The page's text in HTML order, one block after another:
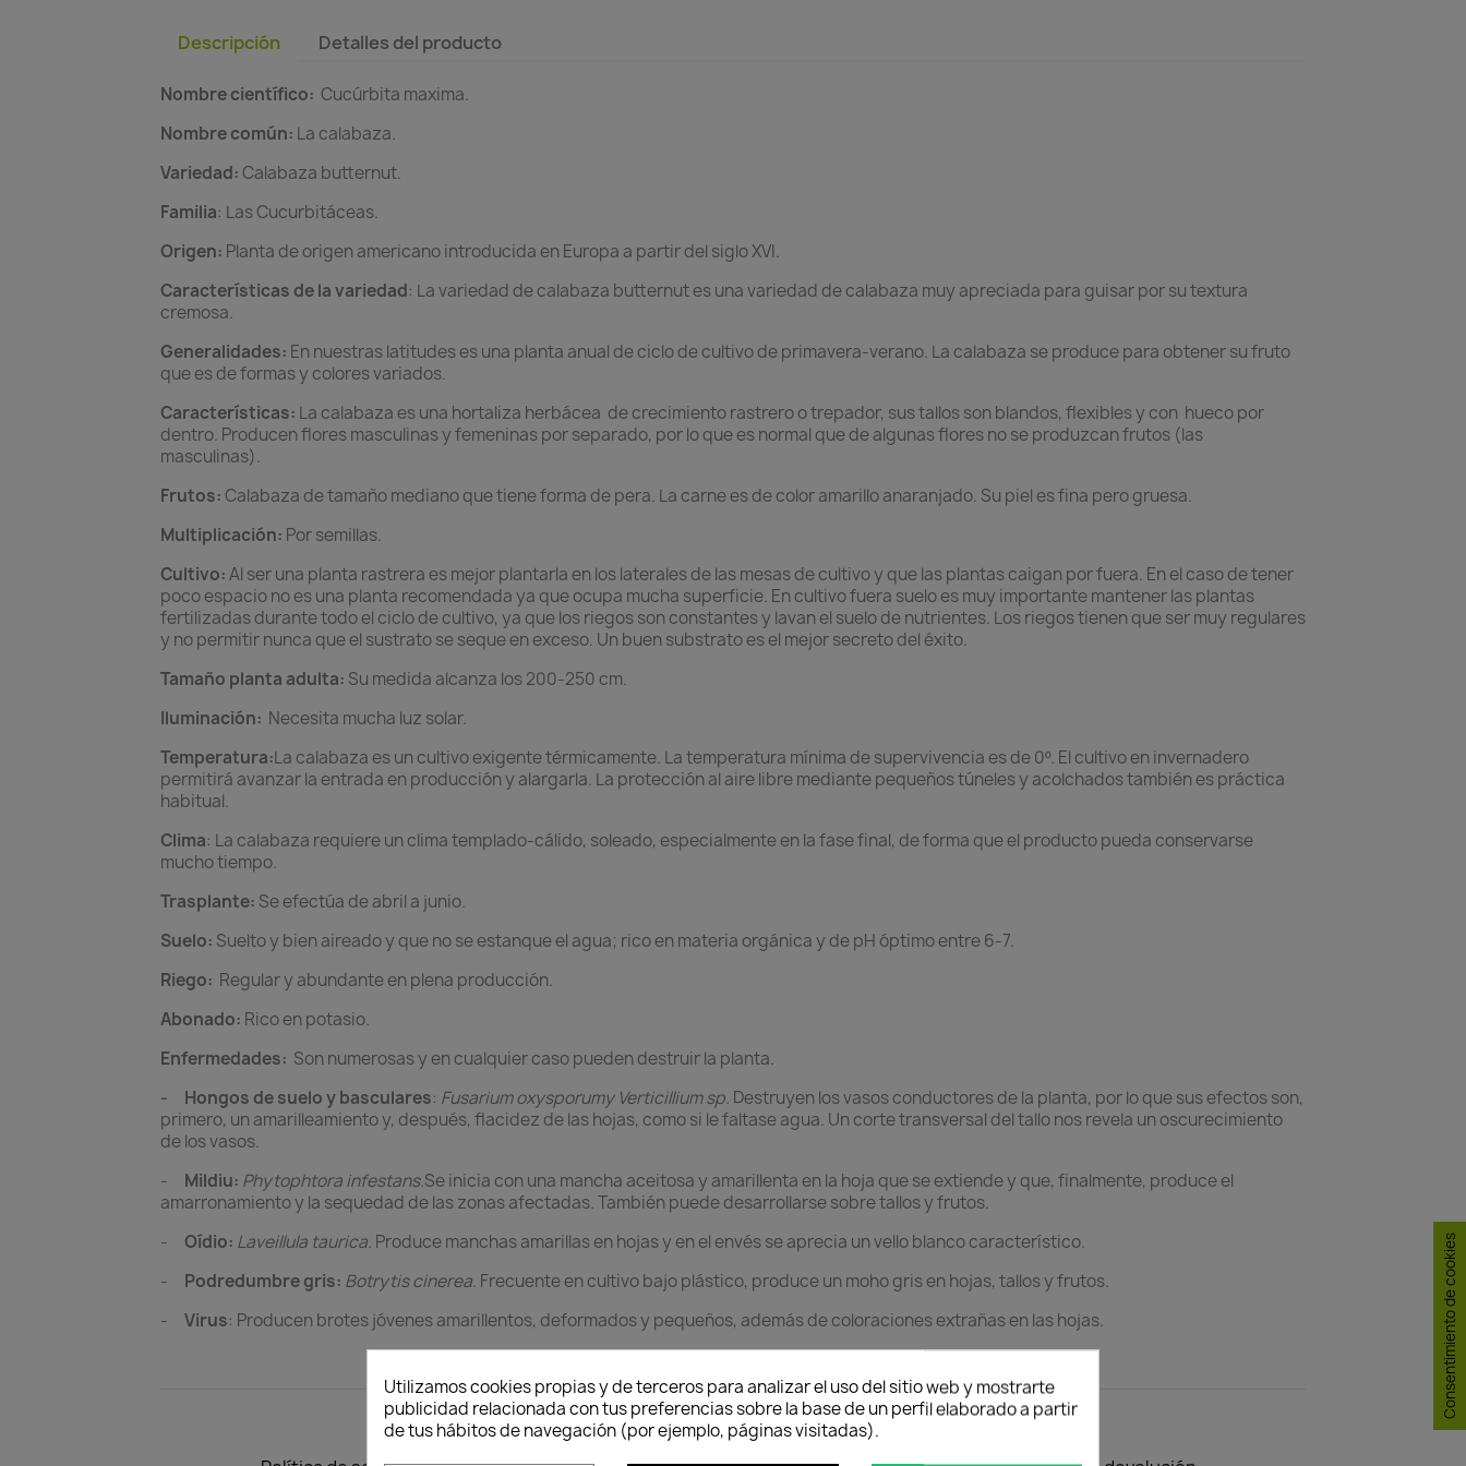
Descripción Detalles del producto
Nombre científico: Cucúrbita maxima.
Nombre común: La calabaza.
Variedad: Calabaza butternut.
Familia: Las Cucurbitáceas.
Origen: Planta de origen americano introducida en Europa a partir del siglo XVI.
Características de la variedad: La variedad de calabaza butternut es una variedad de calabaza muy apreciada para guisar por su textura
cremosa.
Generalidades: En nuestras latitudes es una planta anual de ciclo de cultivo de primavera-verano. La calabaza se produce para obtener su fruto
que es de formas y colores variados.
Características: La calabaza es una hortaliza herbácea de crecimiento rastrero o trepador, sus tallos son blandos, flexibles y con hueco por
dentro. Producen flores masculinas y femeninas por separado, por lo que es normal que de algunas flores no se produzcan frutos (las
masculinas).
Frutos: Calabaza de tamaño mediano que tiene forma de pera. La carne es de color amarillo anaranjado. Su piel es fina pero gruesa.
Multiplicación: Por semillas.
Cultivo:Al ser una planta rastrera es mejor plantarla en los laterales de las mesas de cultivo y que las plantas caigan por fuera. En el caso de tener
poco espacio no es una planta recomendada ya que ocupa mucha superficie. En cultivo fuera suelo es muy importante mantener las plantas
fertilizadas durante todo el ciclo de cultivo, ya que los riegos son constantes y lavan el suelo de nutrientes. Los riegos tienen que ser muy regulares
y no permitir nunca que el sustrato se seque en exceso. Un buen substrato es el mejor secreto del éxito.
Tamaño planta adulta: Su medida alcanza los 200-250 cm.
Iluminación: Necesita mucha luz solar.
Temperatura:La calabaza es un cultivo exigente térmicamente. La temperatura mínima de supervivencia es de 0º. El cultivo en invernadero
permitirá avanzar la entrada en producción y alargarla. La protección al aire libre mediante pequeños túneles y acolchados también es práctica
habitual.
Clima: La calabaza requiere un clima templado-cálido, soleado, especialmente en la fase final, de forma que el producto pueda conservarse
mucho tiempo.
Trasplante: Se efectúa de abril a junio.
Suelo: Suelto y bien aireado y que no se estanque el agua; rico en materia orgánica y de pH óptimo entre 6-7.
Riego: Regular y abundante en plena producción.
Abonado: Rico en potasio.
Enfermedades: Son numerosas y en cualquier caso pueden destruir la planta.
- Hongos de suelo y basculares: Fusarium oxysporumy Verticillium sp. Destruyen los vasos conductores de la planta, por lo que sus efectos son,
primero, un amarilleamiento y, después, flacidez de las hojas, como si le faltase agua. Un corte transversal del tallo nos revela un oscurecimiento
de los vasos.
- Mildiu: Phytophtora infestans.Se inicia con una mancha aceitosa y amarillenta en la hoja que se extiende y que, finalmente, produce el
amarronamiento y la sequedad de las zonas afectadas. También puede desarrollarse sobre tallos y frutos.
- Oídio: Laveillula taurica. Produce manchas amarillas en hojas y en el envés se aprecia un vello blanco característico.
-
Podredumbre gris: Botrytis cinerea. Frecuente en cultivo bajo plástico, produce un moho gris en hojas, tallos y frutos.
- Virus: Producen brotes jóvenes amarillentos, deformados y pequeños, además de coloraciones extrañas en las hojas.
Utilizamos cookies propias y de terceros para analizar el uso del sitio web y mostrarte
publicidad relacionada con tus preferencias sobre la base de un perfil elaborado a partir
de tus hábitos de navegación (por ejemplo, páginas visitadas).
Consentimiento de cookies